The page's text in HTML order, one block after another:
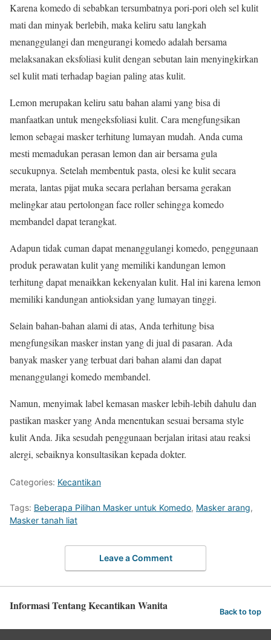
Karena komedo di sebabkan tersumbatnya pori-pori oleh sel kulit
mati dan minyak berlebih, maka keliru satu langkah
menanggulangi dan mengurangi komedo adalah bersama
melaksanakan eksfoliasi kulit dengan sebutan lain menyingkirkan
sel kulit mati terhadap bagian paling atas kulit.
Lemon merupakan keliru satu bahan alami yang bisa di
manfaatkan untuk mengeksfoliasi kulit. Cara mengfungsikan
lemon sebagai masker terhitung lumayan mudah. Anda cuma
mesti memadukan perasan lemon dan air bersama gula
secukupnya. Setelah membentuk pasta, olesi ke kulit secara
merata, lantas pijat muka secara perlahan bersama gerakan
melingkar atau pertolongan face roller sehingga komedo
membandel dapat terangkat.
Adapun tidak cuman dapat menanggulangi komedo, penggunaan
produk perawatan kulit yang memiliki kandungan lemon
terhitung dapat menaikkan kekenyalan kulit. Hal ini karena lemon
memiliki kandungan antioksidan yang lumayan tinggi.
Selain bahan-bahan alami di atas, Anda terhitung bisa
mengfungsikan masker instan yang di jual di pasaran. Ada
banyak masker yang terbuat dari bahan alami dan dapat
menanggulangi komedo membandel.
Namun, menyimak label kemasan masker lebih-lebih dahulu dan
pastikan masker yang Anda menentukan sesuai bersama style
kulit Anda. Jika sesudah penggunaan berjalan iritasi atau reaksi
alergi, sebaiknya konsultasikan kepada dokter.
Categories: Kecantikan
Tags: Beberapa Pilihan Masker untuk Komedo, Masker arang,
Masker tanah liat
Leave a Comment
Informasi Tentang Kecantikan Wanita Back to top